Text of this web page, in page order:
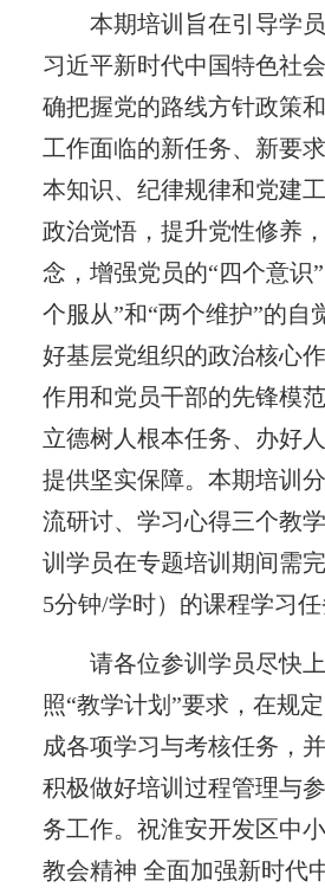
本期培训旨在引导学
习近平新时代中国特色社
确把握党的路线方针政策
工作面临的新任务、新要
本知识、纪律规律和党建
政治觉悟，提升党性修养
念，增强党员的“四个意识
个服从”和“两个维护”的自
好基层党组织的政治核心
作用和党员干部的先锋模
立德树人根本任务、办好
提供坚实保障。本期培训
流研讨、学习心得三个教
训学员在专题培训期间需
5分钟/学时）的课程学习任
请各位参训学员尽快
照“教学计划”要求，在规
成各项学习与考核任务，
积极做好培训过程管理与
务工作。祝淮安开发区中
教会精神 全面加强新时代